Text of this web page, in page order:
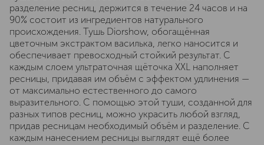
разделение ресниц, держится в течение 24 часов и на
90% состоит из ингредиентов натурального
происхождения. Тушь Diorshow, обогащённая
цветочным экстрактом василька, легко наносится и
обеспечивает превосходный стойкий результат. С
каждым слоем ультраточная щёточка XXL наполняет
ресницы, придавая им объём с эффектом удлинения —
от максимально естественного до самого
выразительного. С помощью этой туши, созданной для
разных типов ресниц, можно украсить любой взгляд,
придав ресницам необходимый объём и разделение. С
каждым нанесением ресницы выглядят ещё более